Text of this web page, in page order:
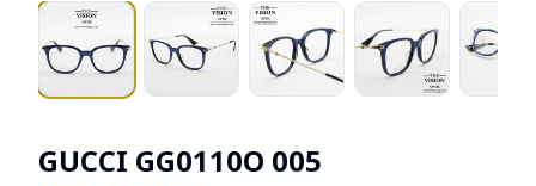
GUCCI GG0110O 005